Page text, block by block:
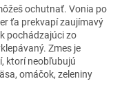
ochutnať. Vonia po
ťa prekvapí zaujímavý
pochádzajúci zo
Zmes je
ktorí neobľubujú
omáčok, zeleniny